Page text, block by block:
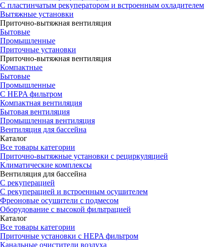
С пластинчатым рекуператором и встроенным охладителем
Вытяжные установки
Приточно-вытяжная вентиляция
Бытовые
Промышленные
Приточные установки
Приточно-вытяжная вентиляция
Компактные
Бытовые
Промышленные
С HEPA фильтром
Компактная вентиляция
Бытовая вентиляция
Промышленная вентиляция
Вентиляция для бассейна
Каталог
Все товары категории
Приточно-вытяжные установки с рециркуляцией
Климатические комплексы
Вентиляция для бассейна
С рекуперацией
С рекуперацией и встроенным осушителем
Фреоновые осушители с подмесом
Оборудование с высокой фильтрацией
Каталог
Все товары категории
Приточные установки c HEPA фильтром
Канальные очистители воздуха